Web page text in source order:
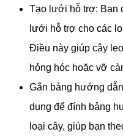
Tạo lưới hỗ trợ: Bạn
lưới hỗ trợ cho các
Điều này giúp cây
hỏng hóc hoặc vỡ
Gắn bảng hướng
dụng để đính bảng
loại cây, giúp bạn